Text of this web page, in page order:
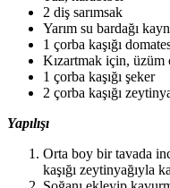
2 diş sarımsak
Yarım su bardağı
1 çorba kaşığı
Kızartmak için, üzüm
1 çorba kaşığı şeker
2 çorba kaşığı
Yapılışı
Orta boy bir tavada
kaşığı zeytinyağıyla